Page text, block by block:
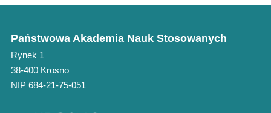
Państwowa Akademia Nauk Stosowanych
Rynek 1
38-400 Krosno
NIP 684-21-75-051